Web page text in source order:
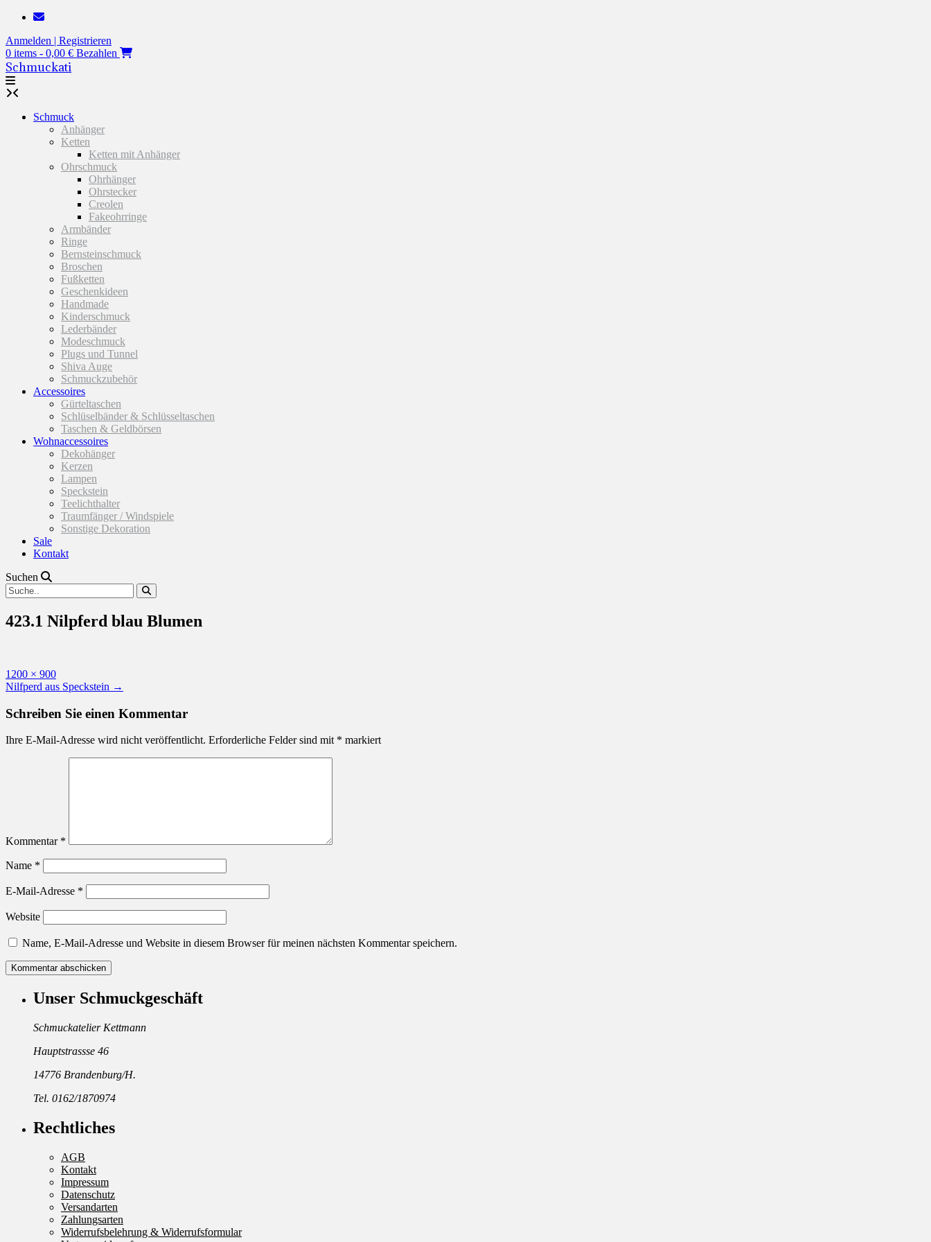
Zum
springen
Anmelden | Registrieren
0 items - 0,00 € Bezahlen
Schmuckati
Schmuck
Anhänger
Ketten
Ketten mit Anhänger
Ohrschmuck
Ohrhänger
Ohrstecker
Creolen
Fakeohrringe
Armbänder
Ringe
Bernsteinschmuck
Broschen
Fußketten
Geschenkideen
Handmade
Kinderschmuck
Lederbänder
Modeschmuck
Plugs und Tunnel
Shiva Auge
Schmuckzubehör
Accessoires
Gürteltaschen
Schlüselbänder & Schlüsseltaschen
Taschen & Geldbörsen
Wohnaccessoires
Dekohänger
Kerzen
Lampen
Speckstein
Teelichthalter
Traumfänger / Windspiele
Sonstige Dekoration
Sale
Kontakt
Suchen
423.1 Nilpferd blau Blumen
Originalgröße
1200 × 900
Beitragsnavigation
Nilfperd aus Speckstein →
Schreiben Sie einen Kommentar
Ihre E-Mail-Adresse wird nicht veröffentlicht. Erforderliche Felder sind mit * markiert
Kommentar *
Name *
E-Mail-Adresse *
Website
Name, E-Mail-Adresse und Website in diesem Browser für meinen nächsten Kommentar speichern.
Unser Schmuckgeschäft
Schmuckatelier Kettmann
Hauptstrassse 46
14776 Brandenburg/H.
Tel. 0162/1870974
Rechtliches
AGB
Kontakt
Impressum
Datenschutz
Versandarten
Zahlungsarten
Widerrufsbelehrung & Widerrufsformular